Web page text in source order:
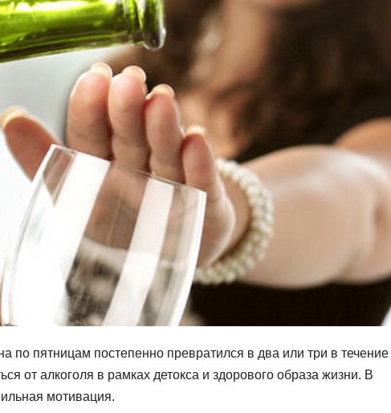
по пятницам постепенно превратился в два или три в течение
от алкоголя в рамках детокса и здорового образа жизни. В
мотивация.